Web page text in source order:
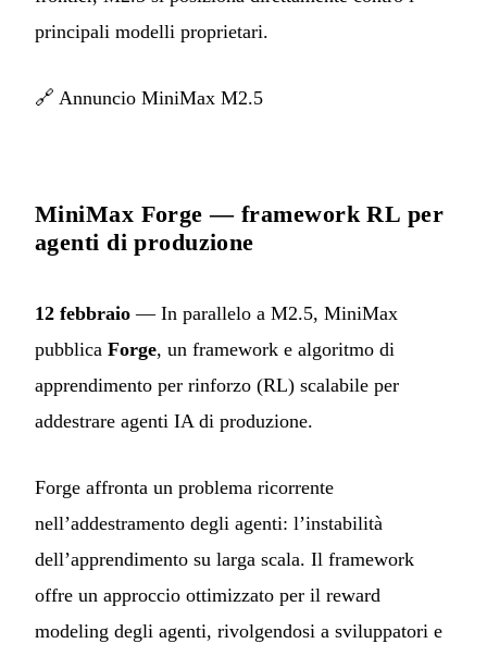
principali modelli proprietari.
🔗 Annuncio MiniMax M2.5
MiniMax Forge — framework RL per
agenti di produzione
12 febbraio — In parallelo a M2.5, MiniMax
pubblica Forge, un framework e algoritmo di
apprendimento per rinforzo (RL) scalabile per
addestrare agenti IA di produzione.
Forge affronta un problema ricorrente
nell’addestramento degli agenti: l’instabilità
dell’apprendimento su larga scala. Il framework
offre un approccio ottimizzato per il reward
modeling degli agenti, rivolgendosi a sviluppatori e